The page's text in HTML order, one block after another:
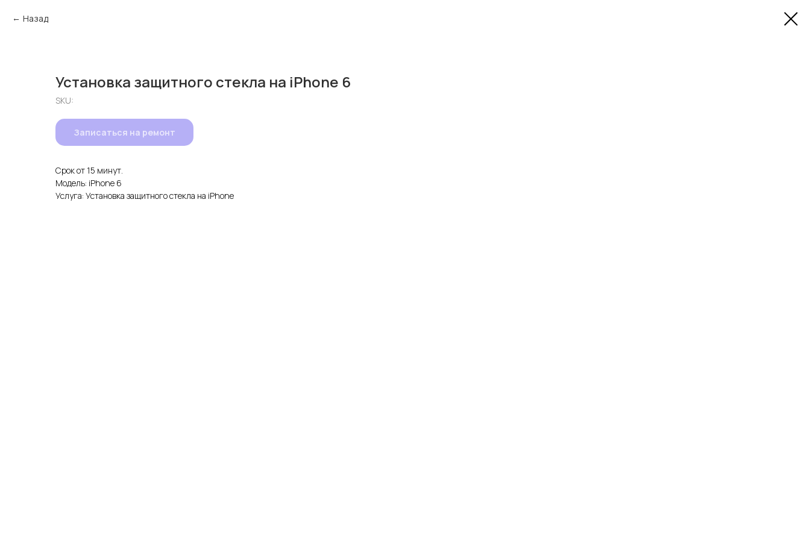
Назад
Установка защитного стекла на iPhone 6
SKU:
Записаться на ремонт
Срок от 15 минут.
Модель: iPhone 6
Услуга: Установка защитного стекла на iPhone